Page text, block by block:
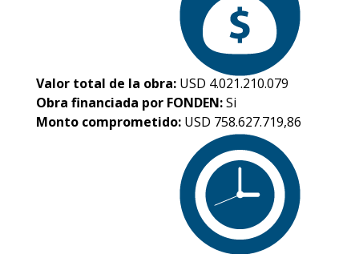
Valor total de la obra: USD 4.021.210.079
Obra financiada por FONDEN:Si
Monto comprometido: USD 758.627.719,86